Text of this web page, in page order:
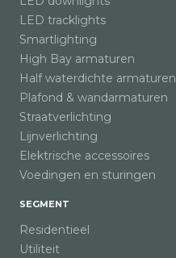
LED tracklights
Smartlighting
High Bay armaturen
Half waterdichte armaturen
Plafond & wandarmaturen
Straatverlichting
Lijnverlichting
Elektrische accessoires
Voedingen en sturingen
SEGMENT
Residentieel
Utiliteit